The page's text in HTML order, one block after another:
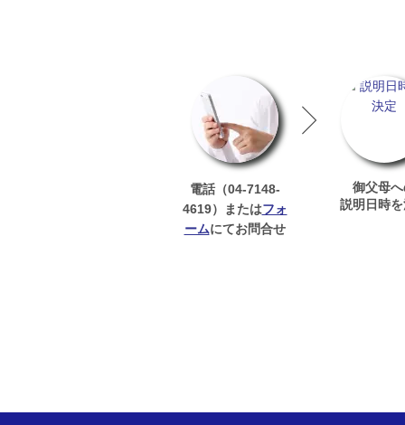
電話（04-7148-
4619）またはフォ
ームにてお問合せ
御父母へ
説明日時を